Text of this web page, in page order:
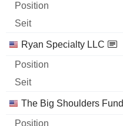
Ryan Specialty LLC
The Big Shoulders Fund